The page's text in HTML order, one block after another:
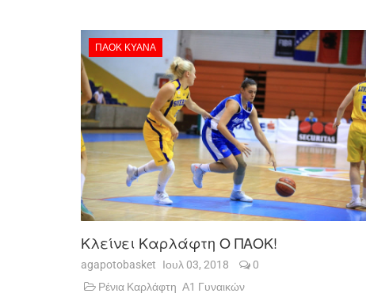
ΠΑΟΚ ΚΥΑΝΑ
Κλείνει Καρλάφτη Ο ΠΑΟΚ!
agapotobasket Ιουλ 03, 2018
0
Ρένια Καρλάφτη Α1 Γυναικών